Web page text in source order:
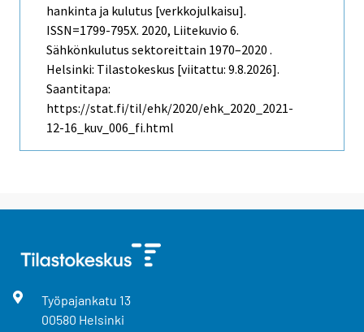
hankinta ja kulutus [verkkojulkaisu].
ISSN=1799-795X. 2020, Liitekuvio 6.
Sähkönkulutus sektoreittain 1970–2020 .
Helsinki: Tilastokeskus [viitattu: 9.8.2026].
Saantitapa:
https://stat.fi/til/ehk/2020/ehk_2020_2021-
12-16_kuv_006_fi.html
Työpajankatu 13
00580 Helsinki